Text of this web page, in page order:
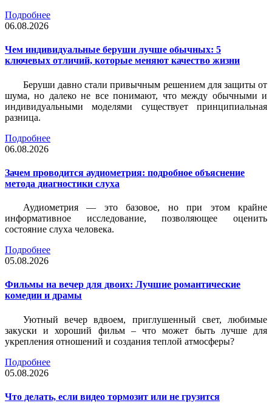
Подробнее
06.08.2026
Чем индивидуальные беруши лучше обычных: 5
ключевых отличий, которые меняют качество жизни
Беруши давно стали привычным решением для защиты от
шума, но далеко не все понимают, что между обычными и
индивидуальными моделями существует принципиальная
разница.
Подробнее
06.08.2026
Зачем проводится аудиометрия: подробное объяснение
метода диагностики слуха
Аудиометрия — это базовое, но при этом крайне
информативное исследование, позволяющее оценить
состояние слуха человека.
Подробнее
05.08.2026
Фильмы на вечер для двоих: Лучшие романтические
комедии и драмы
Уютный вечер вдвоем, приглушенный свет, любимые
закуски и хороший фильм – что может быть лучше для
укрепления отношений и создания теплой атмосферы?
Подробнее
05.08.2026
Что делать, если видео тормозит или не грузится